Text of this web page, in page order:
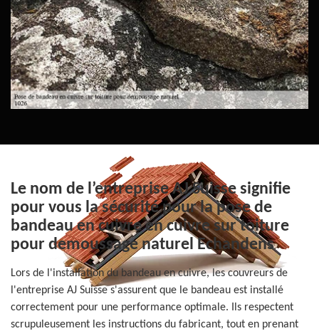
Le nom de l’entreprise AJ Suisse signifie
pour vous la sécurité pour la pose de
bandeau en cuivre en cuivre sur toiture
pour demoussage naturel Echandens
Lors de l'installation du bandeau en cuivre, les couvreurs de
l'entreprise AJ Suisse s'assurent que le bandeau est installé
correctement pour une performance optimale. Ils respectent
scrupuleusement les instructions du fabricant, tout en prenant